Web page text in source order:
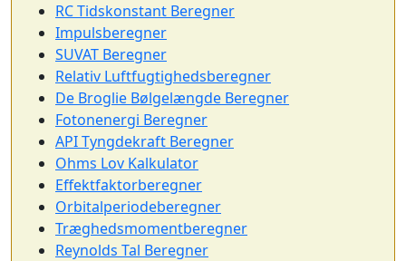
RC Tidskonstant Beregner
Impulsberegner
SUVAT Beregner
Relativ Luftfugtighedsberegner
De Broglie Bølgelængde Beregner
Fotonenergi Beregner
API Tyngdekraft Beregner
Ohms Lov Kalkulator
Effektfaktorberegner
Orbitalperiodeberegner
Træghedsmomentberegner
Reynolds Tal Beregner